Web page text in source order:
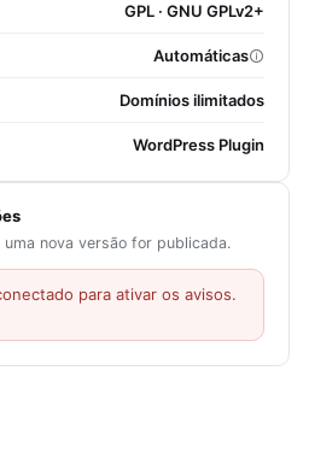
GPL · GNU GPLv2+
Automáticas
Domínios ilimitados
WordPress Plugin
nova versão for publicada.
para ativar os avisos.